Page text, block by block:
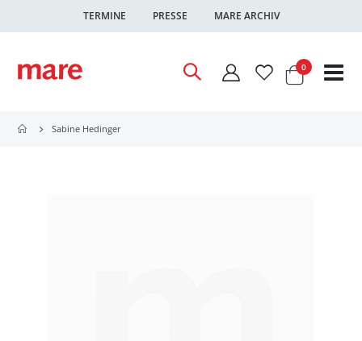
TERMINE PRESSE MARE ARCHIV
Warenkorb
0Artikel
Sabine Hedinger